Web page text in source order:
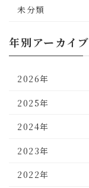
未分類
年別アーカイブ
2026年
2025年
2024年
2023年
2022年